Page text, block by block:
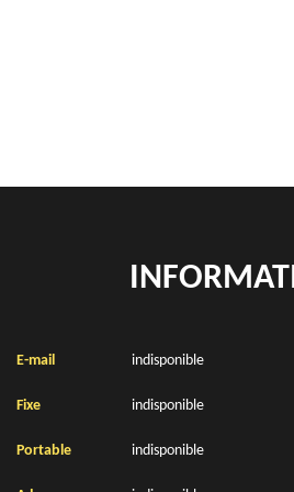
E-mail indisponible
Fixe indisponible
Portable indisponible